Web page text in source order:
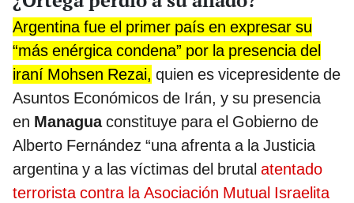
Argentina fue el primer país en expresar su
“más enérgica condena” por la presencia del
iraní Mohsen Rezai, quien es vicepresidente de
Asuntos Económicos de Irán, y su presencia
en Managuaconstituye para el Gobierno de
Alberto Fernández “una afrenta a la Justicia
argentina y a las víctimas del brutal atentado
terrorista contra la Asociación Mutual Israelita